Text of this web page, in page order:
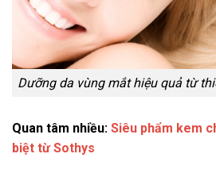
Dưỡng da vùng mắt hiệu quả từ
Quan tâm nhiều: Siêu phẩm kem
biệt từ Sothys